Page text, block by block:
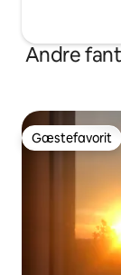
Andre
Gæstefavorit
Gæstefavorit